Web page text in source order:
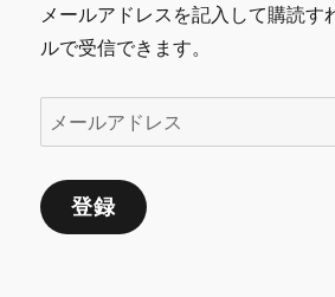
メールアドレスを記入して購読す
ルで受信できます。
ー
ル
ア
登録